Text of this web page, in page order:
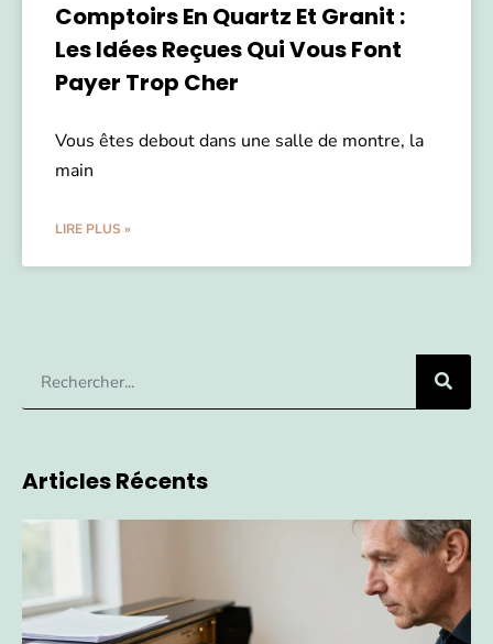
Comptoirs En Quartz Et Granit :
Les Idées Reçues Qui Vous Font
Payer Trop Cher
Vous êtes debout dans une salle de montre, la
main
LIRE PLUS »
Articles Récents